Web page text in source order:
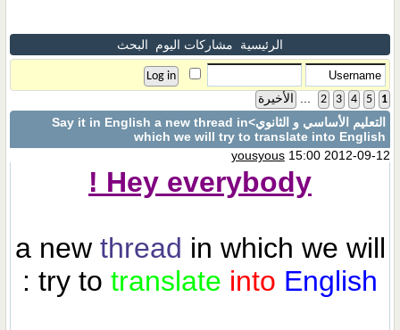
الرئيسية مشاركات اليوم البحث
1
2 3 4 5 الأخيرة
التعليم الأساسي و الثانوي >Say it in English a new thread in
which we will try to translate into English
yousyous15:00 2012-09-12
Hey everybody !
a new thread in which we will
try to translate into English
: